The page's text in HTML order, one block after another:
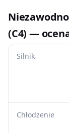
(C4) —
Silnik
Chłodzenie